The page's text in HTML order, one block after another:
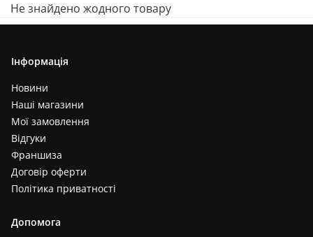
Не знайдено жодного товару
Інформація
Новини
Наші магазини
Мої замовлення
Відгуки
Франшиза
Договір оферти
Політика приватності
Допомога